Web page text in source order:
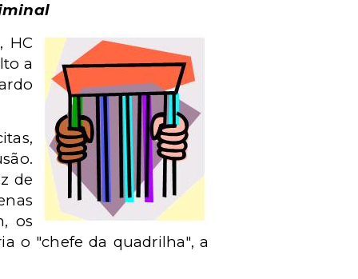
HC
a
de
os
o "chefe da quadrilha", a